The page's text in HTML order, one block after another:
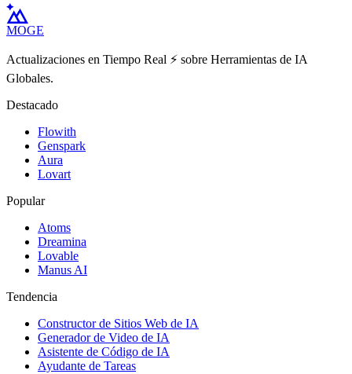
MOGE
Actualizaciones en Tiempo Real ⚡️ sobre Herramientas de IA
Globales.
Destacado
Flowith
Genspark
Aura
Lovart
Popular
Atoms
Dreamina
Lovable
Manus AI
Tendencia
Constructor de Sitios Web de IA
Generador de Video de IA
Asistente de Código de IA
Ayudante de Tareas